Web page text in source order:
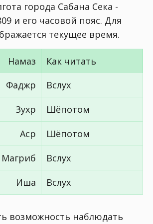
города Сабана Сека -
и его часовой пояс. Для
текущее время.
Намаз
Как читать
Фаджр
Вслух
Зухр Шёпотом
Аср Шёпотом
Магриб Вслух
Иша Вслух
возможность наблюдать